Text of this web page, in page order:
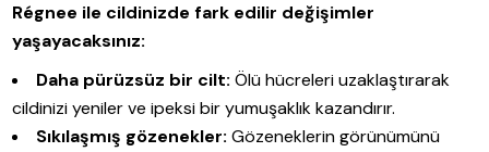
Régnee ile cildinizde fark edilir değişimler
yaşayacaksınız:
Daha pürüzsüz bir cilt: Ölü hücreleri uzaklaştırarak
cildinizi yeniler ve ipeksi bir yumuşaklık kazandırır.
Sıkılaşmış gözenekler: Gözeneklerin görünümünü